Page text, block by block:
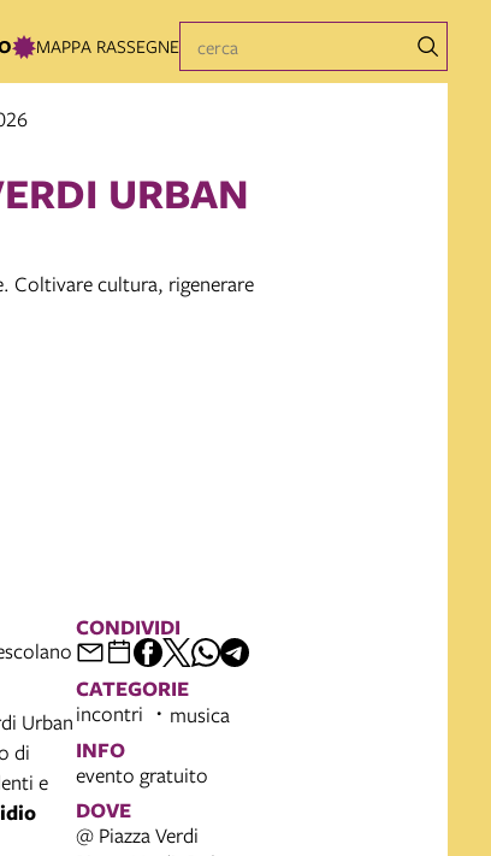
MAPPA RASSEGNE
URBAN
Coltivare cultura, rigenerare
Urban
di
e
CONDIVIDI
CATEGORIE
incontri
musica
INFO
evento gratuito
DOVE
@ Piazza Verdi